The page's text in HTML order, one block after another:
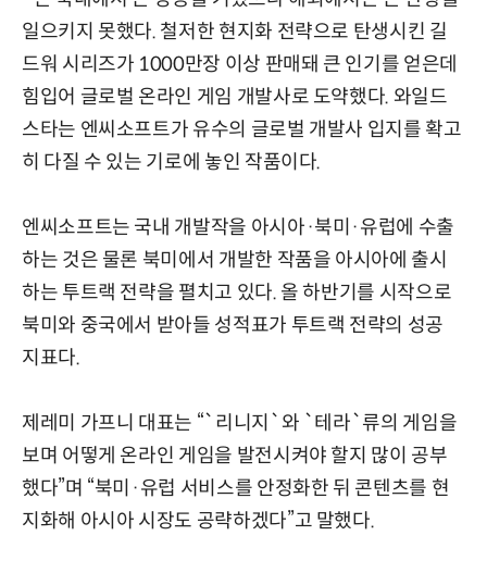
일으키지 못했다. 철저한 현지화 전략으로 탄생시킨 길
드워 시리즈가 1000만장 이상 판매돼 큰 인기를 얻은데
힘입어 글로벌 온라인 게임 개발사로 도약했다. 와일드
스타는 엔씨소프트가 유수의 글로벌 개발사 입지를 확고
히 다질 수 있는 기로에 놓인 작품이다.
엔씨소프트는 국내 개발작을 아시아·북미·유럽에 수출
하는 것은 물론 북미에서 개발한 작품을 아시아에 출시
하는 투트랙 전략을 펼치고 있다. 올 하반기를 시작으로
북미와 중국에서 받아들 성적표가 투트랙 전략의 성공
지표다.
제레미 가프니 대표는 “`리니지`와 `테라`류의 게임을
보며 어떻게 온라인 게임을 발전시켜야 할지 많이 공부
했다”며 “북미·유럽 서비스를 안정화한 뒤 콘텐츠를 현
지화해 아시아 시장도 공략하겠다”고 말했다.